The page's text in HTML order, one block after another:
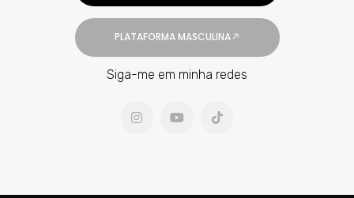
PLATAFORMA MASCULINA
Siga-me em minha redes